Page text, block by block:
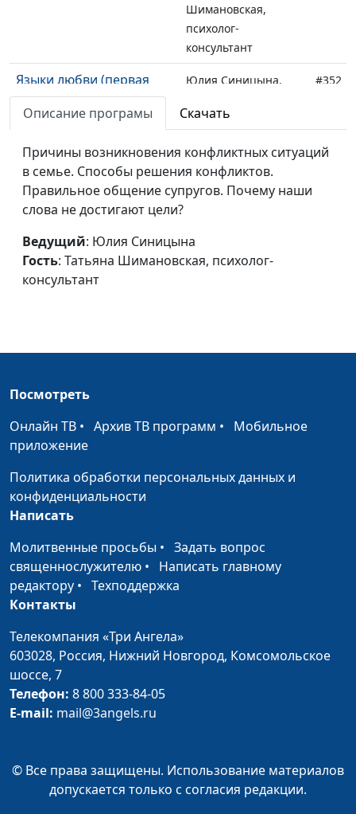
Шимановская,
психолог-
консультант
Языки любви (первая
часть)
Юлия Синицына,
Шимановская,
консультант
#352
Потребности мужа в
браке
Юлия Синицына,
психолог-
консультант
психолог-
Влияние без
манипуляций (первая
часть)
Раиса Степановна
консультант
Сила благодарности
Кузьменко,
психолог-
(вторая часть)
Кузьменко,
Кузьменко,
психолог-
Описание програмы Скачать
Причины возникновения конфликтных ситуаций
в семье. Способы решения конфликтов.
Правильное общение супругов. Почему наши
слова не достигают цели?
Ведущий: Юлия Синицына
Гость: Татьяна Шимановская, психолог-
консультант
Посмотреть
Онлайн ТВ • Архив ТВ программ • Мобильное
приложение
Политика обработки персональных данных и
конфиденциальности
Написать
Молитвенные просьбы • Задать вопрос
священнослужителю • Написать главному
редактору • Техподдержка
Контакты
Телекомпания «Три Ангела»
603028, Россия, Нижний Новгород, Комсомольское
шоссе, 7
Телефон: 8 800 333-84-05
E-mail: mail@3angels.ru
© Все права защищены. Использование материалов
допускается только с согласия редакции.